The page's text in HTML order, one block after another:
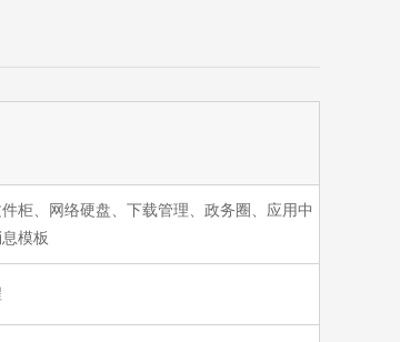
柜、网络硬盘、下载管理、政务圈、应用中
模板